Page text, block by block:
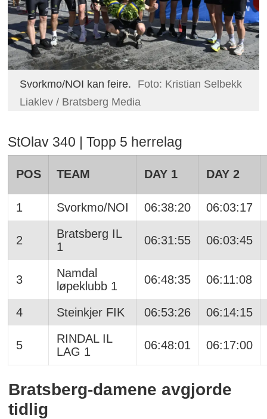
Svorkmo/NOI kan feire.
Foto: Kristian Selbekk
Liaklev / Bratsberg Media
StOlav 340 | Topp 5 herrelag
POS TEAM DAY 1 DAY 2
1 Svorkmo/NOI 06:38:20 06:03:17
2
Bratsberg IL
1
06:31:55 06:03:45
3
Namdal
løpeklubb 1
06:48:35 06:11:08
4 Steinkjer FIK 06:53:26 06:14:15
5
RINDAL IL
LAG 1
06:48:01 06:17:00
Bratsberg-damene avgjorde
tidlig